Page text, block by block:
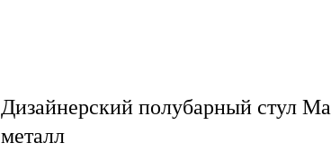
Дизайнерский полубарный стул
металл